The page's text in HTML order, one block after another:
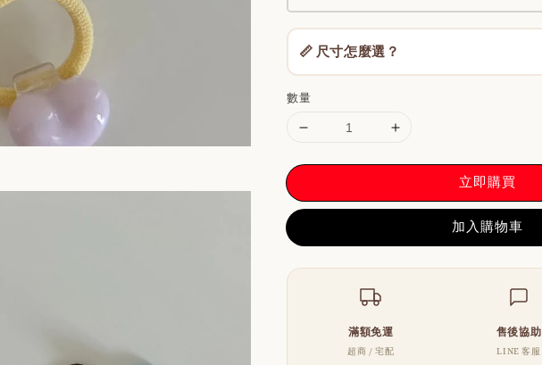
📏 尺寸怎麼選？
數量
立即購買
加入購物車
滿額免運
超商 / 宅配
售後協助
LINE 客服